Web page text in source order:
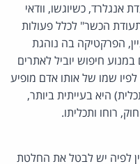
אנגלרד, כשיוגשו, וודאי
"תעודת הכשר" לכלל פעולות
הפרקטיקה בה נוהגת
חיפוש יוביל לאתרים
שמו של אותו אדם מופיע
היא בעייתית ביותר,
רוחו ותכליתו.
לפיה יש לבטל את החלטת